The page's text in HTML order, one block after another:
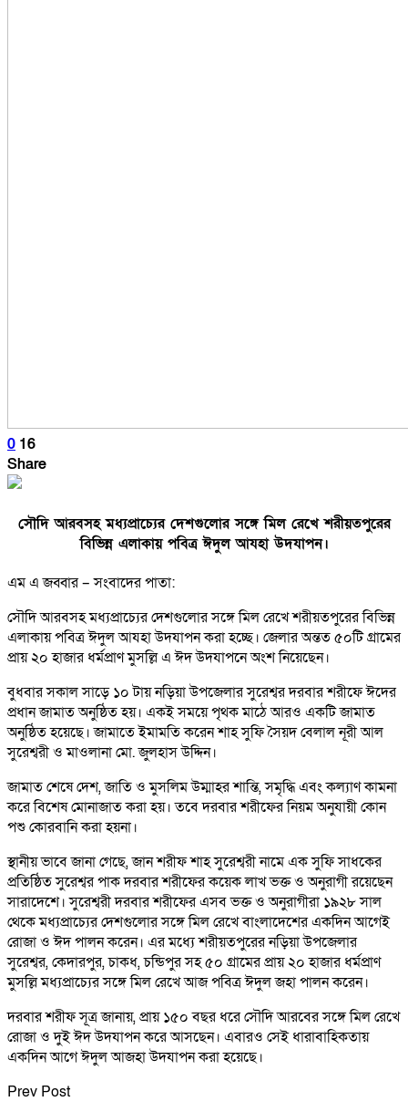
0 16
Share
সৌদি আরবসহ মধ্যপ্রাচ্যের দেশগুলোর সঙ্গে মিল রেখে শরীয়তপুরের
বিভিন্ন এলাকায় পবিত্র ঈদুল আযহা উদযাপন।
এম এ জব্বার – সংবাদের পাতা:
সৌদি আরবসহ মধ্যপ্রাচ্যের দেশগুলোর সঙ্গে মিল রেখে শরীয়তপুরের বিভিন্ন
এলাকায় পবিত্র ঈদুল আযহা উদযাপন করা হচ্ছে। জেলার অন্তত ৫০টি গ্রামের
প্রায় ২০ হাজার ধর্মপ্রাণ মুসল্লি এ ঈদ উদযাপনে অংশ নিয়েছেন।
বুধবার সকাল সাড়ে ১০ টায় নড়িয়া উপজেলার সুরেশ্বর দরবার শরীফে ঈদের
প্রধান জামাত অনুষ্ঠিত হয়। একই সময়ে পৃথক মাঠে আরও একটি জামাত
অনুষ্ঠিত হয়েছে। জামাতে ইমামতি করেন শাহ সুফি সৈয়দ বেলাল নূরী আল
সুরেশ্বরী ও মাওলানা মো. জুলহাস উদ্দিন।
জামাত শেষে দেশ, জাতি ও মুসলিম উম্মাহর শান্তি, সমৃদ্ধি এবং কল্যাণ কামনা
করে বিশেষ মোনাজাত করা হয়। তবে দরবার শরীফের নিয়ম অনুযায়ী কোন
পশু কোরবানি করা হয়না।
স্থানীয় ভাবে জানা গেছে, জান শরীফ শাহ সুরেশ্বরী নামে এক সুফি সাধকের
প্রতিষ্ঠিত সুরেশ্বর পাক দরবার শরীফের কয়েক লাখ ভক্ত ও অনুরাগী রয়েছেন
সারাদেশে। সুরেশ্বরী দরবার শরীফের এসব ভক্ত ও অনুরাগীরা ১৯২৮ সাল
থেকে মধ্যপ্রাচ্যের দেশগুলোর সঙ্গে মিল রেখে বাংলাদেশের একদিন আগেই
রোজা ও ঈদ পালন করেন। এর মধ্যে শরীয়তপুরের নড়িয়া উপজেলার
সুরেশ্বর, কেদারপুর, চাকধ, চন্ডিপুর সহ ৫০ গ্রামের প্রায় ২০ হাজার ধর্মপ্রাণ
মুসল্লি মধ্যপ্রাচ্যের সঙ্গে মিল রেখে আজ পবিত্র ঈদুল জহা পালন করেন।
দরবার শরীফ সূত্র জানায়, প্রায় ১৫০ বছর ধরে সৌদি আরবের সঙ্গে মিল রেখে
রোজা ও দুই ঈদ উদযাপন করে আসছেন। এবারও সেই ধারাবাহিকতায়
একদিন আগে ঈদুল আজহা উদযাপন করা হয়েছে।
Prev Post